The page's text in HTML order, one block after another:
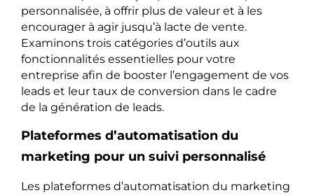
personnalisée, à offrir plus de valeur et à les
encourager à agir jusqu’à lacte de vente.
Examinons trois catégories d’outils aux
fonctionnalités essentielles pour votre
entreprise afin de booster l’engagement de vos
leads et leur taux de conversion dans le cadre
de la génération de leads.
Plateformes d’automatisation du
marketing pour un suivi personnalisé
Les plateformes d’automatisation du marketing